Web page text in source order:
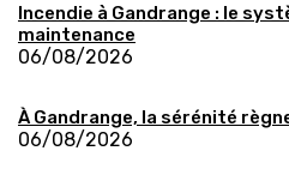
Incendie à Gandrange : le
maintenance
06/08/2026
À Gandrange, la sérénité
06/08/2026